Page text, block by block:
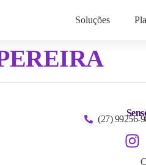
Soluções
(27) 99256-